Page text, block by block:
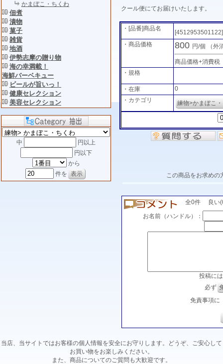
かまぼこ・ちくわ
佃煮
漬物
菓子
雑貨
地酒
伊勢志摩の贈り物
海の幸満載！
海鮮バーベキュー
ビールが旨いっ！
健康セレクション
美容セレクション
中
円以上
円以下
から
件を
クール便にてお届けいたします。
・[品番]商品名
・商品価格
800 円/個 （外
商品価格+消費税
・規格
・在庫
0
・カテゴリ
練物>かまぼこ
この商品をお求めの
全0件 良い
お名前（ハンドル）：
投稿に
必ず
免責事項に
当店、当サイトではお客様の個人情報を安全にお守りします。どうぞ、ご安心して
お買い物をお楽しみください。
また、商品についてのご質問も大歓迎です。